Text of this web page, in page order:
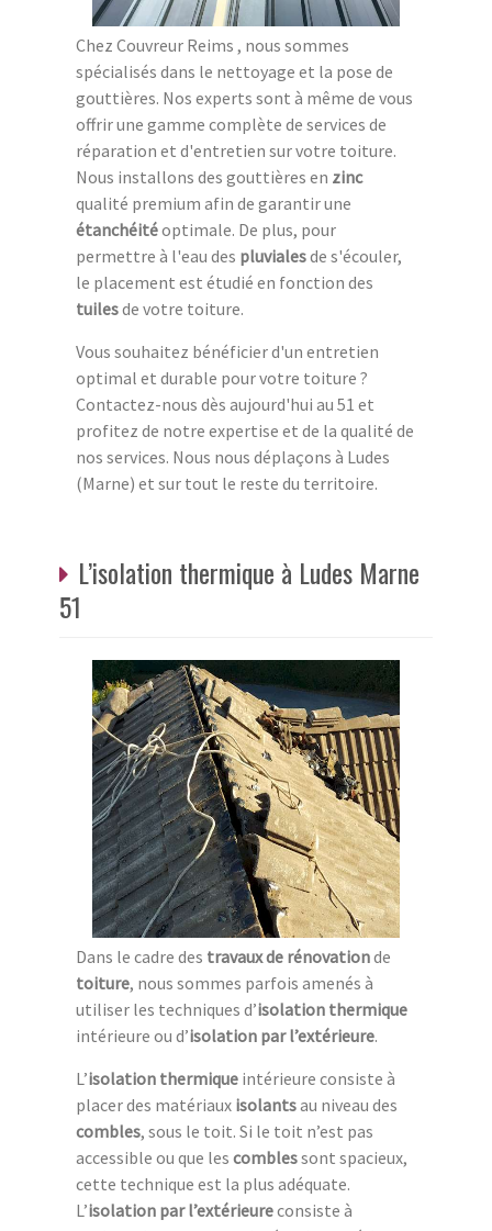
Chez Couvreur Reims , nous sommes
spécialisés dans le nettoyage et la pose de
gouttières. Nos experts sont à même de vous
offrir une gamme complète de services de
réparation et d'entretien sur votre toiture.
Nous installons des gouttières en zinc
qualité premium afin de garantir une
étanchéitéoptimale. De plus, pour
permettre à l'eau des pluvialesde s'écouler,
le placement est étudié en fonction des
tuilesde votre toiture.
Vous souhaitez bénéficier d'un entretien
optimal et durable pour votre toiture ?
Contactez-nous dès aujourd'hui au 51 et
profitez de notre expertise et de la qualité de
nos services. Nous nous déplaçons à Ludes
(Marne) et sur tout le reste du territoire.
L’isolation thermique à Ludes Marne
51
Dans le cadre des travaux de rénovationde
toiture, nous sommes parfois amenés à
utiliser les techniques d’isolation thermique
intérieure ou d’isolation par l’extérieure.
L’isolation thermique intérieure consiste à
placer des matériaux isolantsau niveau des
combles, sous le toit. Si le toit n’est pas
accessible ou que les comblessont spacieux,
cette technique est la plus adéquate.
L’isolation par l’extérieureconsiste à